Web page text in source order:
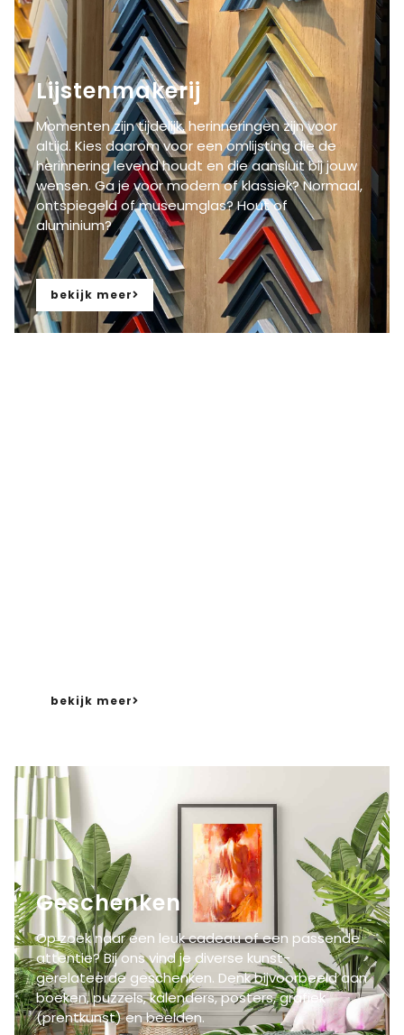
Lijstenmakerij
Momenten zijn tijdelijk, herinneringen zijn voor
altijd. Kies daarom voor eenomlijstingdiede
herinnering levend houdt en die aansluit bij jouw
wensen. Ga je voor modern of klassiek? Normaal,
ontspiegeld of museumglas? Hout of
aluminium?
bekijk meer
bekijk meer
Geschenken
Op zoek naar een leukcadeauof een passende
attentie? Bij ons vind je diverse kunst-
gerelateerde geschenken. Denk bijvoorbeeld aan
boeken,puzzels,kalenders, posters,grafiek
(prentkunst)en beelden.